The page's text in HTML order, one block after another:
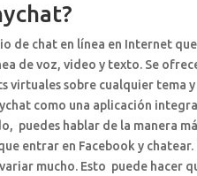
de chat en línea en Internet
de voz, video y texto. Se
virtuales sobre cualquier tema
como una aplicación
puedes hablar de la manera
entrar en Facebook y
mucho. Esto puede hacer